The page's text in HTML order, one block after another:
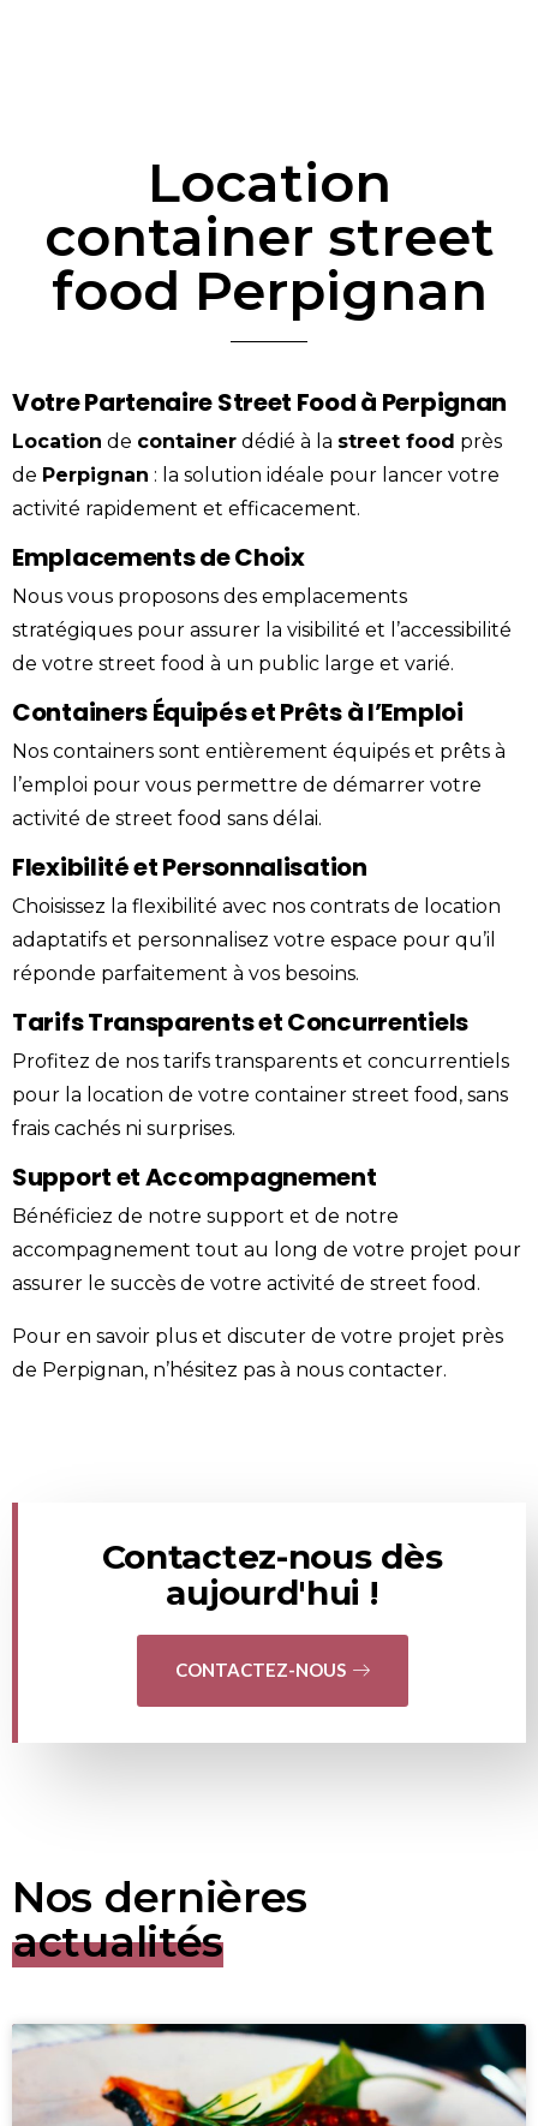
Location
container street
food Perpignan
Votre Partenaire Street Food à Perpignan
Location de container dédié à la street food près
de Perpignan : la solution idéale pour lancer votre
activité rapidement et efficacement.
Emplacements de Choix
Nous vous proposons des emplacements
stratégiques pour assurer la visibilité et l’accessibilité
de votre street food à un public large et varié.
Containers Équipés et Prêts à l’Emploi
Nos containers sont entièrement équipés et prêts à
l’emploi pour vous permettre de démarrer votre
activité de street food sans délai.
Flexibilité et Personnalisation
Choisissez la flexibilité avec nos contrats de location
adaptatifs et personnalisez votre espace pour qu’il
réponde parfaitement à vos besoins.
Tarifs Transparents et Concurrentiels
Profitez de nos tarifs transparents et concurrentiels
pour la location de votre container street food, sans
frais cachés ni surprises.
Support et Accompagnement
Bénéficiez de notre support et de notre
accompagnement tout au long de votre projet pour
assurer le succès de votre activité de street food.
Pour en savoir plus et discuter de votre projet près
de Perpignan, n’hésitez pas à nous contacter.
Contactez-nous dès
aujourd'hui !
CONTACTEZ-NOUS
Nos dernières
actualités